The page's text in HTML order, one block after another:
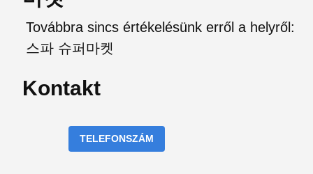
Továbbra sincs értékelésünk erről a helyről:
스파 슈퍼마켓
Kontakt
TELEFONSZÁM